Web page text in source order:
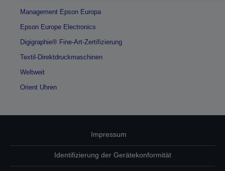
Management Epson Europa
Epson Europe Electronics
Digigraphie® Fine-Art-Zertifizierung
Textil-Direktdruckmaschinen
Weltweit
Orient Uhren
Impressum
Identifizierung der Gerätekonformität